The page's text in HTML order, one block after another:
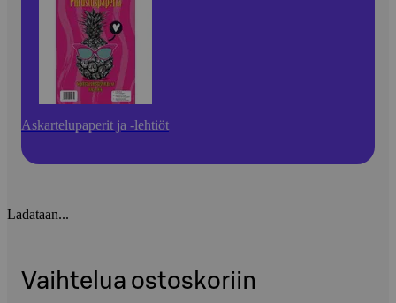
Askartelupaperit ja -lehtiöt
Ladataan...
Vaihtelua ostoskoriin